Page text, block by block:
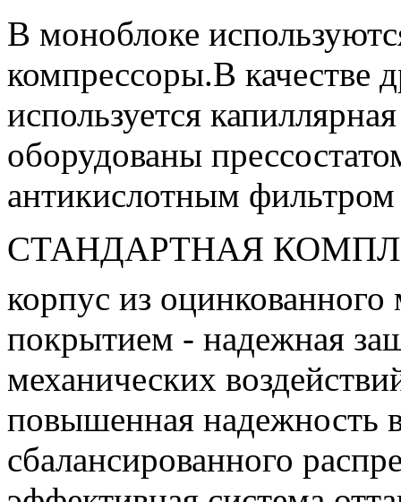
В моноблоке
компрессоры.В качестве
используется
оборудованы
антикислотным
СТАНДАРТНАЯ
корпус из
покрытием - надежная
механических
повышенная надежность
сбалансированного